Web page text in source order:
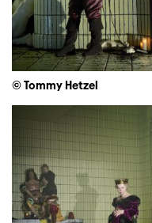
© Tommy Hetzel